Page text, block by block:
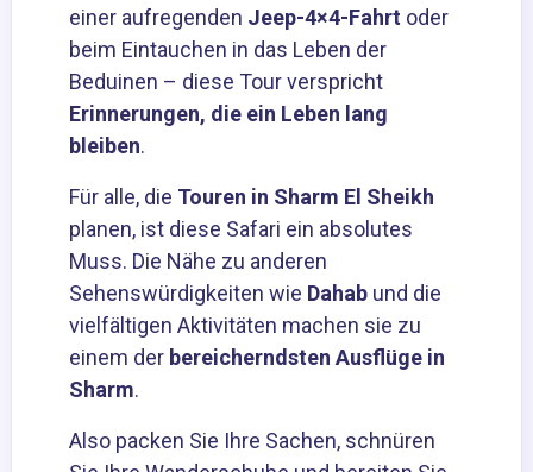
einer aufregenden Jeep-4×4-Fahrt oder
beim Eintauchen in das Leben der
Beduinen – diese Tour verspricht
Erinnerungen, die ein Leben lang
bleiben.
Für alle, die Touren in Sharm El Sheikh
planen, ist diese Safari ein absolutes
Muss. Die Nähe zu anderen
Sehenswürdigkeiten wie Dahab und die
vielfältigen Aktivitäten machen sie zu
einem der bereicherndsten Ausflüge in
Sharm.
Also packen Sie Ihre Sachen, schnüren